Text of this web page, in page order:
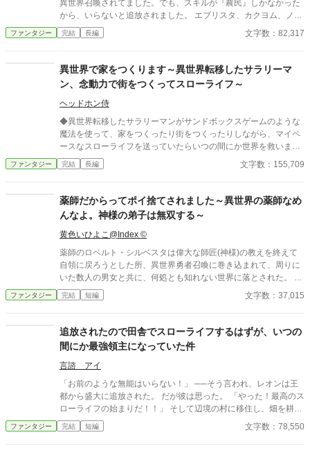
異世界召喚されてました。でも、スキルが『農民』しかなかった
から、いらないと追放されました。 エブリスタ、カクヨム、ノベ
リズム、ノベルアップ、小説家になろうにも掲載しています。
ファンタジー 完結 長編 文字数：82,317
異世界で家をつくります～異世界転移したサラリーマ
ン、念動力で街をつくってスローライフ～
ヘッドホン侍
◆異世界転移したサラリーマンがサンドボックスゲームのような
魔法を使って、家をつくったり街をつくったりしながら、マイペ
ースなスローライフを送っていたらいつの間にか世界を救います
◆ ーーブラック企業戦士のマコトは気が付くと異世界の森にい
た。しかし、使える魔法といえば念動力のような魔法だけ。戦う
うちに第一異世界人と出会う。それもちょうどモンスターに襲わ
れているときに、女の子に助けられて。普通逆じゃないのー！と
凹むマコトであったが、彼は知らない。守るにはめっぽう強い能
力であったことを。 ※「カクヨム」「小説家になろう」にも掲載
しています。
ファンタジー 完結 長編 文字数：155,709
薬師だからってポイ捨てされました～異世界の薬師なめ
んなよ。神様の弟子は無双する～
黄色いひよこ@Index ©
薬師のロベルト・シルベスタは偉大な師匠(神様)の教えを終えて
自領に戻ろうとした所、異世界勇者召喚に巻き込まれて、周りに
いた数人の男女と共に、何処とも知れない世界に落とされた。
─── からの～数年後 ──── 俺が此処に来て幾日が過ぎただろ
う。 ここは俺が生まれ育った場所とは全く違う、環境が全然違
いいから。急な事で済まねえが、俺もちっせえパーティーの長
だ。より良きパーティーの運営の為、泣く泣くお前を切らなきゃ
ならなくなった。ただ、俺も薄情な奴じゃねぇつもりだ。今日ま
での給料に、迷惑料としてちと上乗せして払っておくから、穏便
に頼む。断れば上乗せは無しでクビにする」 そう言われて俺に
何が言えよう、これで何回目か？ まぁ、薬師の扱いなどこんなも
のかもな。 この世界の薬師は、ただポーションを造るだけの職
業。 多岐に亘った薬を作るが、僧侶とは違い瞬時に体を癒す事
は出来ない。 普通は……。 異世界勇者巻き込まれ召喚から数
ファンタジー 完結 短編 文字数：37,015
追放されたので田舎でスローライフするはずが、いつの
間にか最強領主になっていた件
言諮 アイ
「お前のような無能はいらない！」 ──そう言われ、レオンは王
都から盛大に追放された。 だが彼は思った。 「やった！最高のス
ローライフの始まりだ！！」 そして辺境の村に移住し、畑を耕
し、温泉を掘り当て、牧場を開き、ついでに商売を始めたら……
気づけば村が巨大都市になっていた。 農業改革を進めたら周囲の
ファンタジー 完結 短編 文字数：78,550